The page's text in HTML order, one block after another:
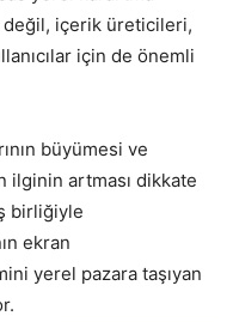
değil, içerik üreticileri,
için de önemli
büyümesi ve
ilginin artması dikkate
birliğiyle
ekran
yerel pazara taşıyan